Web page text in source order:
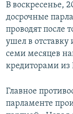
Все сайты
В воскресенье,
досрочные
проводят после
ушел в
семи месяцев
кредиторами из
Главное
парламенте